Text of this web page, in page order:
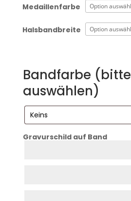
Medaillenfarbe
Halsbandbreite
Bandfarbe (bitte
auswählen)
Gravurschild auf Band